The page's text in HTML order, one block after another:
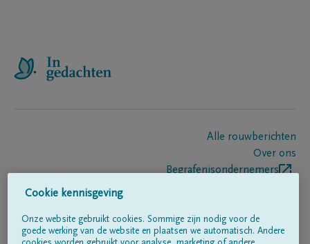
Alle rouwberichten
Over ons
Begrafenisondernemers
Volg ons op
Cookie kennisgeving
Onze website gebruikt cookies. Sommige zijn nodig voor de
goede werking van de website en plaatsen we automatisch. Andere